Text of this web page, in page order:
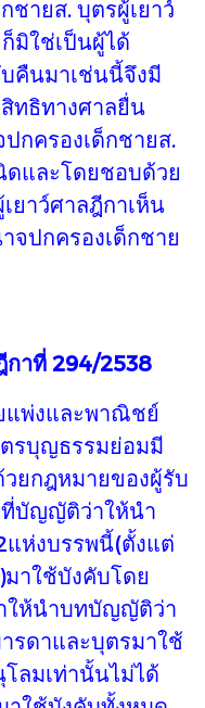
ชายส. บุตรผู้เยาว์
มิใช่เป็นผู้ได้
คืนมาเช่นนี้จึงมี
ทธิทางศาลยื่น
กครองเด็กชายส.
ดและโดยชอบด้วย
ยาว์ศาลฎีกาเห็น
จปกครองเด็กชาย
294/2538
และพาณิชย์
รบุญธรรมย่อมมี
ยกฎหมายของผู้รับ
บัญญัติว่าให้นำ
ห่งบรรพนี้(ตั้งแต่
มาใช้บังคับโดย
ให้นำบทบัญญัติว่า
รดาและบุตรมาใช้
ลมเท่านั้นไม่ได้